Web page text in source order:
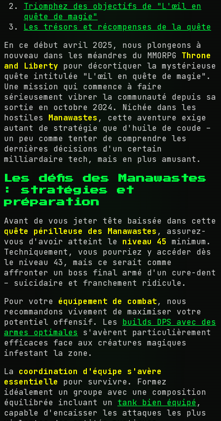
Triomphez des objectifs de "L'œil en
quête de magie"
Les trésors et récompenses de la quête
En ce début avril 2025, nous plongeons à
nouveau dans les méandres du MMORPG Throne
and Liberty pour décortiquer la mystérieuse
quête intitulée "L'œil en quête de magie".
Une mission qui commence à faire
sérieusement vibrer la communauté depuis sa
sortie en octobre 2024. Nichée dans les
hostiles Manawastes , cette aventure exige
autant de stratégie que d'huile de coude –
un peu comme tenter de comprendre les
dernières décisions d'un certain
milliardaire tech, mais en plus amusant.
Les défis des Manawastes
: stratégies et
préparation
Avant de vous jeter tête baissée dans cette
quête périlleuse des Manawastes , assurez-
vous d'avoir atteint le niveau 45 minimum.
Techniquement, vous pourriez y accéder dès
le niveau 43, mais ce serait comme
affronter un boss final armé d'un cure-dent
– suicidaire et franchement ridicule.
Pour votre équipement de combat, nous
recommandons vivement de maximiser votre
potentiel offensif. Les builds DPS avec des
armes optimales s'avèrent particulièrement
efficaces face aux créatures magiques
infestant la zone.
La coordination d'équipe s'avère
essentielle pour survivre. Formez
idéalement un groupe avec une composition
équilibrée incluant un tank bien équipé,
capable d'encaisser les attaques les plus